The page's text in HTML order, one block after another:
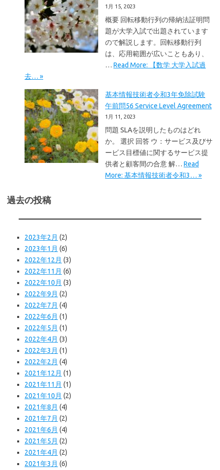
1月 15, 2023
概要 回転移動行列の帰納法証明問
題が大学入試で出題されています
ので解説します。回転移動行列
は、応用範囲が広いこともあり、
… Read More: 【数学 大学入試過
去… »
基本情報技術者令和3年免除試験
午前問56 Service Level Agreement
1月 11, 2023
問題 SLAを説明したものはどれ
か。 選択 回答 ウ：サービス及びサ
ービス目標値に関するサービス提
供者と顧客間の合意 解… Read
More: 基本情報技術者令和3… »
過去の投稿
2023年2月 (2)
2023年1月 (6)
2022年12月 (3)
2022年11月 (6)
2022年10月 (3)
2022年9月 (2)
2022年7月 (4)
2022年6月 (1)
2022年5月 (1)
2022年4月 (3)
2022年3月 (1)
2022年2月 (4)
2021年12月 (1)
2021年11月 (1)
2021年10月 (2)
2021年8月 (4)
2021年7月 (2)
2021年6月 (4)
2021年5月 (2)
2021年4月 (2)
2021年3月 (6)